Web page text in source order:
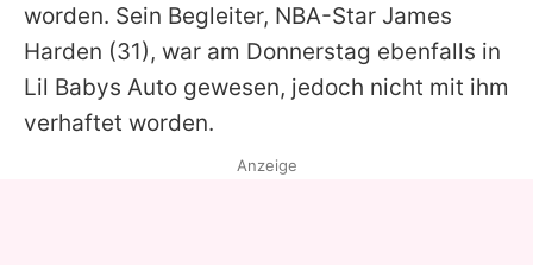
worden. Sein Begleiter, NBA-Star James
Harden (31), war am Donnerstag ebenfalls in
Lil Babys Auto gewesen, jedoch nicht mit ihm
verhaftet worden.
Anzeige